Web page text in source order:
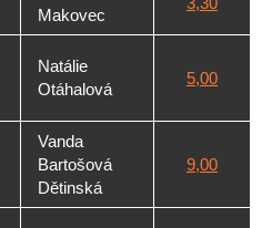
Makovec
Natálie
Otáhalová
5,00
Vanda
Bartošová
Dětinská
9,00